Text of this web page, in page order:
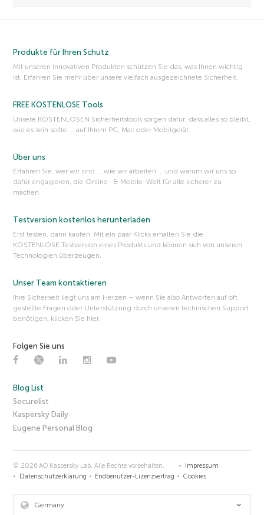
Produkte für Ihren Schutz
Mit unseren innovativen Produkten schützen Sie das, was Ihnen wichtig
ist. Erfahren Sie mehr über unsere vielfach ausgezeichnete Sicherheit.
FREE KOSTENLOSE Tools
Unsere KOSTENLOSEN Sicherheitstools sorgen dafür, dass alles so bleibt,
wie es sein sollte … auf Ihrem PC, Mac oder Mobilgerät.
Über uns
Erfahren Sie, wer wir sind … wie wir arbeiten … und warum wir uns so
dafür engagieren, die Online- & Mobile-Welt für alle sicherer zu
machen.
Testversion kostenlos herunterladen
Erst testen, dann kaufen. Mit ein paar Klicks erhalten Sie die
KOSTENLOSE Testversion eines Produkts und können sich von unseren
Technologien überzeugen.
Unser Team kontaktieren
Ihre Sicherheit liegt uns am Herzen – wenn Sie also Antworten auf oft
gestellte Fragen oder Unterstützung durch unseren technischen Support
benötigen, klicken Sie hier.
Folgen Sie uns
Blog List
Securelist
Kaspersky Daily
Eugene Personal Blog
© 2026 AO Kaspersky Lab. Alle Rechte vorbehalten.
Impressum
Datenschutzerklärung
Endbenutzer-Lizenzvertrag Cookies
Germany